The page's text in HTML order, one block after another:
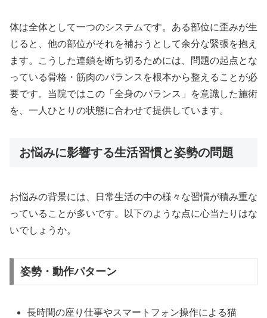
体は全体として一つのシステムです。ある部位に歪みが生
じると、他の部位がそれを補おうとして余分な緊張を抱え
ます。こうした連鎖を断ち切るためには、問題の起点とな
っている骨格・筋肉のバランスを根本から整えることが必
要です。当院ではこの「全身のバランス」を意識した施術
を、一人ひとりの状態に合わせて提供しています。
お悩みに影響する生活習慣と姿勢の問題
お悩みの背景には、日常生活の中の様々な習慣が積み重な
っていることが多いです。以下のような点に心当たりはな
いでしょうか。
姿勢・動作パターン
長時間の座り仕事やスマートフォン操作による猫